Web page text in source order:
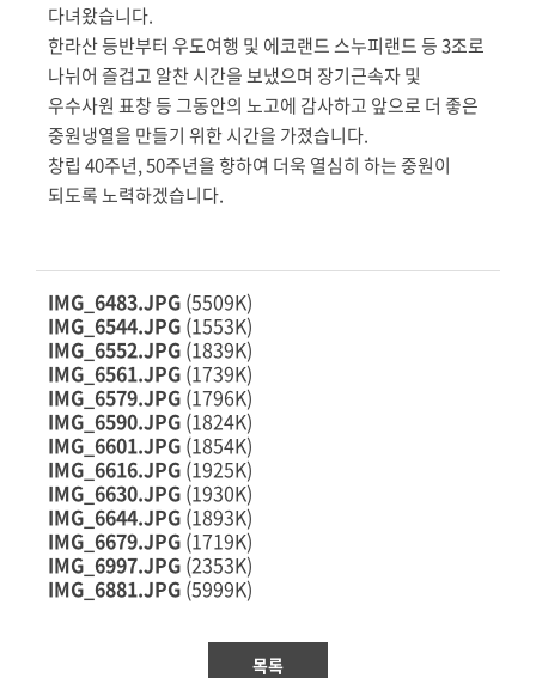
다녀왔습니다.
한라산 등반부터 우도여행 및 에코랜드 스누피랜드 등 3조로
나뉘어 즐겁고 알찬 시간을 보냈으며 장기근속자 및
우수사원 표창 등 그동안의 노고에 감사하고 앞으로 더 좋은
중원냉열을 만들기 위한 시간을 가졌습니다.
창립 40주년, 50주년을 향하여 더욱 열심히 하는 중원이
되도록 노력하겠습니다.
IMG_6483.JPG (5509K)
IMG_6544.JPG (1553K)
IMG_6552.JPG (1839K)
IMG_6561.JPG (1739K)
IMG_6579.JPG (1796K)
IMG_6590.JPG (1824K)
IMG_6601.JPG (1854K)
IMG_6616.JPG (1925K)
IMG_6630.JPG (1930K)
IMG_6644.JPG (1893K)
IMG_6679.JPG (1719K)
IMG_6997.JPG (2353K)
IMG_6881.JPG (5999K)
목록